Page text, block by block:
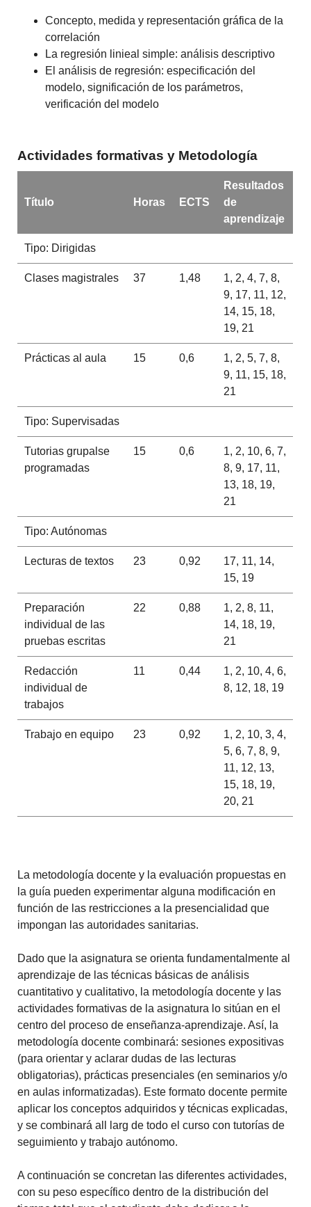
Concepto, medida y representación gráfica de la
correlación
La regresión linieal simple: análisis descriptivo
El análisis de regresión: especificación del
modelo, significación de los parámetros,
verificación del modelo
Actividades formativas y Metodología
Título Horas ECTS
Resultados
de
aprendizaje
Tipo: Dirigidas
Clases magistrales 37 1,48
1, 2, 4, 7, 8,
9, 17, 11, 12,
14, 15, 18,
19, 21
Prácticas al aula 15 0,6
1, 2, 5, 7, 8,
9, 11, 15, 18,
21
Tipo: Supervisadas
Tutorias grupalse
programadas
15 0,6
1, 2, 10, 6, 7,
8, 9, 17, 11,
13, 18, 19,
21
Tipo: Autónomas
Lecturas de textos 23 0,92
17, 11, 14,
15, 19
Preparación
individual de las
pruebas escritas
22 0,88
1, 2, 8, 11,
14, 18, 19,
21
Redacción
individual de
trabajos
11 0,44
1, 2, 10, 4, 6,
8, 12, 18, 19
Trabajo en equipo 23 0,92
1, 2, 10, 3, 4,
5, 6, 7, 8, 9,
11, 12, 13,
15, 18, 19,
20, 21
La metodología docente y la evaluación propuestas en
la guía pueden experimentar alguna modificación en
función de las restricciones a la presencialidad que
impongan las autoridades sanitarias.
Dado que la asignatura se orienta fundamentalmente al
aprendizaje de las técnicas básicas de análisis
cuantitativo y cualitativo, la metodología docente y las
actividades formativas de la asignatura lo sitúan en el
centro del proceso de enseñanza-aprendizaje. Así, la
metodología docente combinará: sesiones expositivas
(para orientar y aclarar dudas de las lecturas
obligatorias), prácticas presenciales (en seminarios y/o
en aulas informatizadas). Este formato docente permite
aplicar los conceptos adquiridos y técnicas explicadas,
y se combinará all larg de todo el curso con tutorías de
seguimiento y trabajo autónomo.
A continuación se concretan las diferentes actividades,
con su peso específico dentro de la distribución del